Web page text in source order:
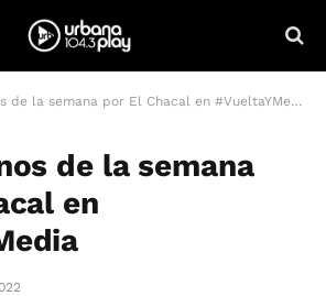
de la semana por El Chacal en #VueltaYMedia
de la semana
en